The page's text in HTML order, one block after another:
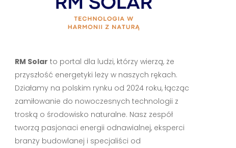
RM Solar to portal dla ludzi, którzy wierzą, że
przyszłość energetyki leży w naszych rękach.
Działamy na polskim rynku od 2024 roku, łącząc
zamiłowanie do nowoczesnych technologii z
troską o środowisko naturalne. Nasz zespół
tworzą pasjonaci energii odnawialnej, eksperci
branży budowlanej i specjaliści od